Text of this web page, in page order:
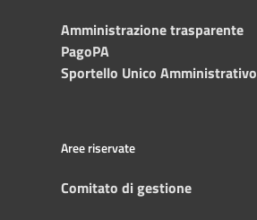
Amministrazione trasparente
PagoPA
Sportello Unico Amministrativo
Aree riservate
Comitato di gestione